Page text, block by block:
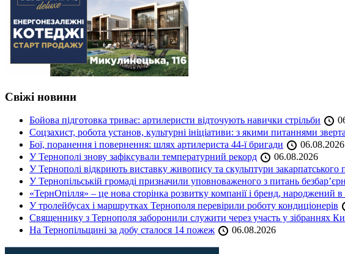
Свіжі новини
Бойова підготовка триває: артилеристи відточують навички стрільби
Соцзахист, робота установ, культурні ініціативи: з якими питаннями
Бої, поранення і повернення: шлях артилериста 44-ї бригади
06.08.2026
У Тернополі знову зафіксували температурний рекорд
06.08.2026
У Тернополі відкриють виставку живопису та скульптури
У Тернопільській громаді призначили уповноваженого з питань
«ТернОпілля» – це нова сторінка розвитку компанії і бренд, народжений
У тролейбусах і маршрутках Тернополя перевірили роботу кондиціонерів
Священнику з Тернополя заборонили служити через участь у зібраннях
На Тернопільщині за добу сталося 14 пожеж
06.08.2026